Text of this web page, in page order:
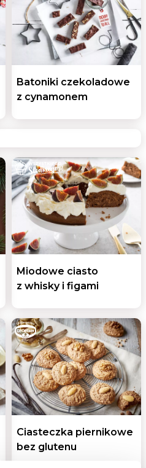
Batoniki czekoladowe
z cynamonem
Miodowe ciasto
z whisky i figami
Ciasteczka piernikowe
bez glutenu